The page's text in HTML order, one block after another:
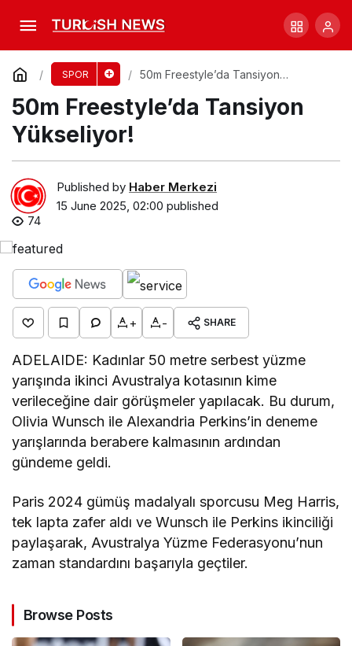
SPOR
50m Freestyle’da Tansiyon
50m Freestyle’da Tansiyon
Yükseliyor!
Published by Haber Merkezi
15 June 2025, 02:00 published
74
+ - SHARE
ADELAIDE: Kadınlar 50 metre serbest yüzme
yarışında ikinci Avustralya kotasının kime
verileceğine dair görüşmeler yapılacak. Bu durum,
Olivia Wunsch ile Alexandria Perkins’in deneme
yarışlarında berabere kalmasının ardından
gündeme geldi.
Paris 2024 gümüş madalyalı sporcusu Meg Harris,
tek lapta zafer aldı ve Wunsch ile Perkins ikinciliği
paylaşarak, Avustralya Yüzme Federasyonu’nun
zaman standardını başarıyla geçtiler.
Browse Posts
South Afrika’nın Zaferi: Duygusal Anlar
Yaşandı!
Comment